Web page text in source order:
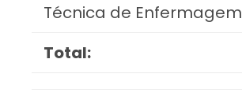
Técnica de Enfermagem
Total: